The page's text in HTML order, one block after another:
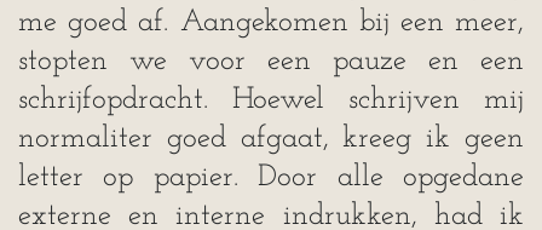
me goed af. Aangekomen bij een meer,
stopten we voor een pauze en een
schrijfopdracht. Hoewel schrijven mij
normaliter goed afgaat, kreeg ik geen
letter op papier. Door alle opgedane
externe en interne indrukken, had ik